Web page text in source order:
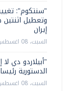
وتعطيل
إيران
السبت، 08 اغسطس 2026 06:31 ص
"أبيلاردو دي
الدستورية
السبت، 08 اغسطس 2026 05:42 ص